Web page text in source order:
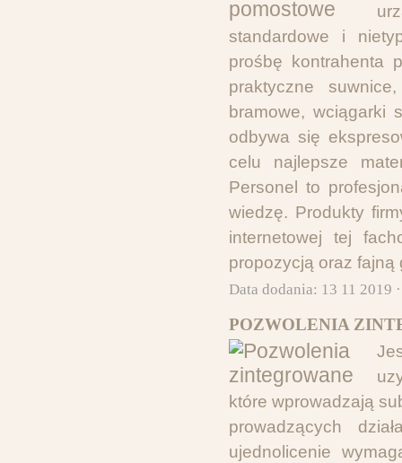
standardowe i
prośbę kontrahenta
praktyczne
bramowe, wciągarki
odbywa się
celu najlepsze
Personel to
wiedzę. Produkty
internetowej tej
propozycją oraz fajną
Data dodania: 13 11 2019
POZWOLENIA
które wprowadzają
prowadzących
ujednolicenie